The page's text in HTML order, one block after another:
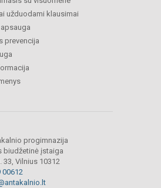
užduodami klausimai
prevencija
progimnazija
biudžetinė įstaiga
33, Vilnius 10312
00612